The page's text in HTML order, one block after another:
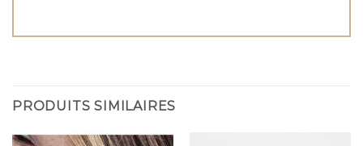
PRODUITS SIMILAIRES